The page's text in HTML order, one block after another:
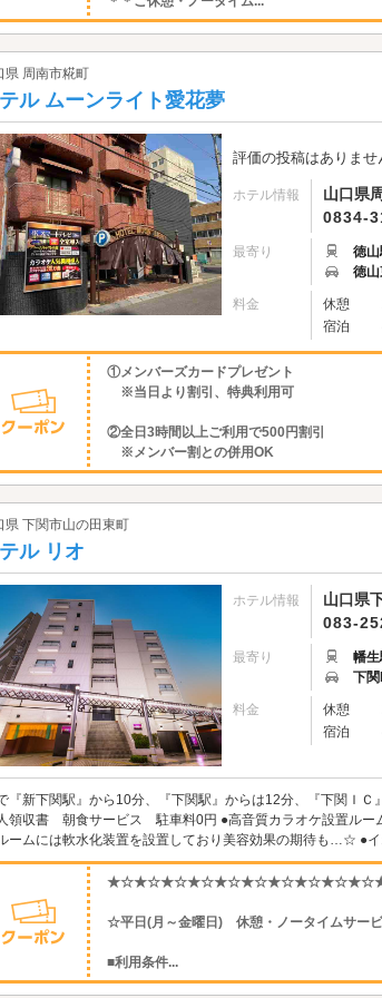
県 周南市糀町
ル ムーンライト愛花夢
評価の投稿はありませ
ホテル情報
山口県
0834-
最寄り
徳
徳
料金 休憩
宿泊
①メンバーズカードプレゼント
※当日より割引、特典利用可
②全日3時間以上ご利用で500円割引
※メンバー割との併用OK
県 下関市山の田東町
ル リオ
ホテル情報
山口県
083-
最寄り
幡
下関
料金 休憩
宿泊
『新下関駅』から10分、『下関駅』からは12分、『下関Ｉ
領収書 朝食サービス 駐車料0円 ●高音質カラオケ設置ルー
ームには軟水化装置を設置しており美容効果の期待も…☆ ●
☆平日(月～金曜日) 休憩・ノータイムサービ
■利用条件...